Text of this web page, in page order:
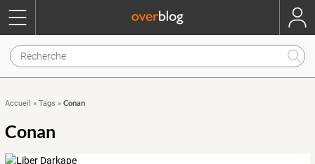
Accueil » Tags » Conan
Conan